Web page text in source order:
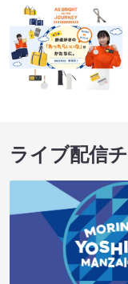
ライブ配信